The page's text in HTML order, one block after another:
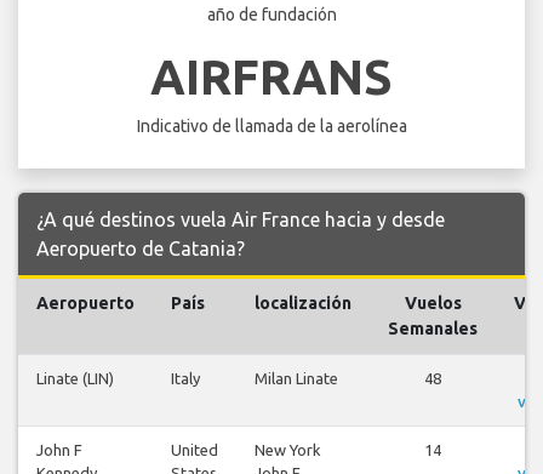
año de fundación
AIRFRANS
Indicativo de llamada de la aerolínea
¿A qué destinos vuela Air France hacia y desde
Aeropuerto de Catania?
Aeropuerto País localización
Vuelos
Semanales
Linate (LIN) Italy Milan Linate 48
John F
United
New York
14